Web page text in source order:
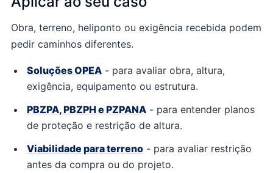
Obra, terreno, heliponto ou exigência recebida podem
pedir caminhos diferentes.
Soluções OPEA - para avaliar obra, altura,
exigência, equipamento ou estrutura.
PBZPA, PBZPH e PZPANA - para entender planos
de proteção e restrição de altura.
Viabilidade para terreno - para avaliar restrição
antes da compra ou do projeto.